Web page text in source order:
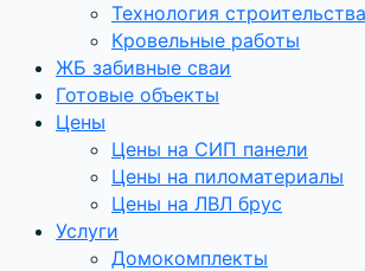
Технология
Кровельные работы
ЖБ забивные сваи
Готовые объекты
Цены
Цены на СИП панели
Цены на пиломатериалы
Цены на ЛВЛ брус
Услуги
Домокомплекты